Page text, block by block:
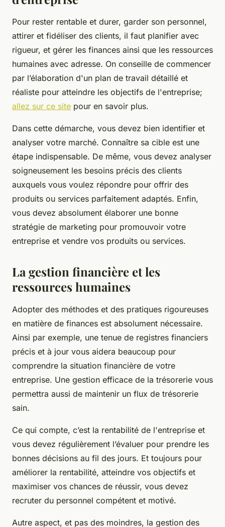
Pour rester rentable et durer, garder son personnel,
attirer et fidéliser des clients, il faut planifier avec
rigueur, et gérer les finances ainsi que les ressources
humaines avec adresse. On conseille de commencer
par l’élaboration d'un plan de travail détaillé et
réaliste pour atteindre les objectifs de l'entreprise;
allez sur ce site pour en savoir plus.
Dans cette démarche, vous devez bien identifier et
analyser votre marché. Connaître sa cible est une
étape indispensable. De même, vous devez analyser
soigneusement les besoins précis des clients
auxquels vous voulez répondre pour offrir des
produits ou services parfaitement adaptés. Enfin,
vous devez absolument élaborer une bonne
stratégie de marketing pour promouvoir votre
entreprise et vendre vos produits ou services.
La gestion financière et les
ressources humaines
Adopter des méthodes et des pratiques rigoureuses
en matière de finances est absolument nécessaire.
Ainsi par exemple, une tenue de registres financiers
précis et à jour vous aidera beaucoup pour
comprendre la situation financière de votre
entreprise. Une gestion efficace de la trésorerie vous
permettra aussi de maintenir un flux de trésorerie
sain.
Ce qui compte, c’est la rentabilité de l'entreprise et
vous devez régulièrement l’évaluer pour prendre les
bonnes décisions au fil des jours. Et toujours pour
améliorer la rentabilité, atteindre vos objectifs et
maximiser vos chances de réussir, vous devez
recruter du personnel compétent et motivé.
Autre aspect, et pas des moindres, la gestion des